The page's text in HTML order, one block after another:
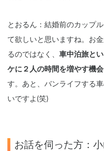
とおるん：結婚前のカップ
て欲しいと思いますね。お
るのではなく、 車中泊旅と
ケに２人の時間を増やす機
す。あと、バンライフする
いですよ(笑)
お話を伺った方：